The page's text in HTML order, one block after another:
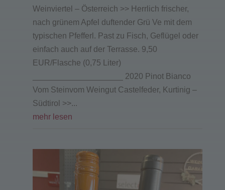
Weinviertel – Österreich >> Herrlich frischer,
nach grünem Apfel duftender Grü Ve mit dem
typischen Pfefferl. Past zu Fisch, Geflügel oder
einfach auch auf der Terrasse. 9,50
EUR/Flasche (0,75 Liter)
____________________ 2020 Pinot Bianco
Vom Steinvom Weingut Castelfeder, Kurtinig –
Südtirol >>...
mehr lesen